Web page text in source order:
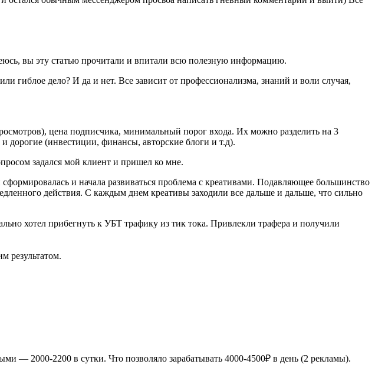
вы эту статью прочитали и впитали всю полезную информацию.
гиблое дело? И да и нет. Все зависит от профессионализма, знаний и воли случая,
цена подписчика, минимальный порог входа. Их можно разделить на 3
дорогие (инвестиции, финансы, авторские блоги и т.д).
задался мой клиент и пришел ко мне.
и начала развиваться проблема с креативами. Подавляющее большинство
действия. С каждым днем креативы заходили все дальше и дальше, что сильно
хотел прибегнуть к УБТ трафику из тик тока. Привлекли трафера и получили
результатом.
— 2000-2200 в сутки. Что позволяло зарабатывать 4000-4500₽ в день (2 рекламы).